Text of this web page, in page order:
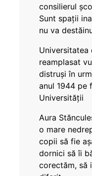
consilierul
Sunt spații
nu va
Universitatea
reamplasat
distruși în
anul 1944 pe
Universității
Aura
o mare
copii să fie
dornici să îi
corectăm, să